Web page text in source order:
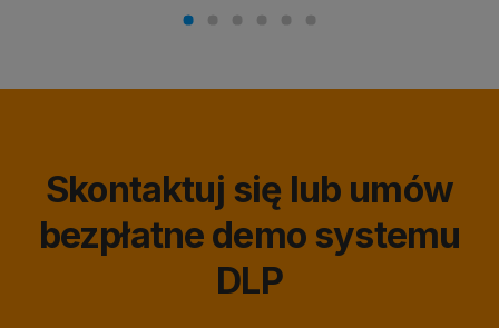
Skontaktuj się lub umów
bezpłatne demo systemu
DLP